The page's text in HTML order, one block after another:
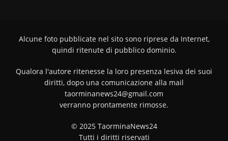
Alcune foto pubblicate nel sito sono riprese da Internet,
quindi ritenute di pubblico dominio.
Qualora l'autore ritenesse la loro presenza lesiva dei suoi
diritti, dopo una comunicazione alla mail
taorminanews24@gmail.com
verranno prontamente rimosse.
© 2025 TaorminaNews24
Tutti i diritti riservati